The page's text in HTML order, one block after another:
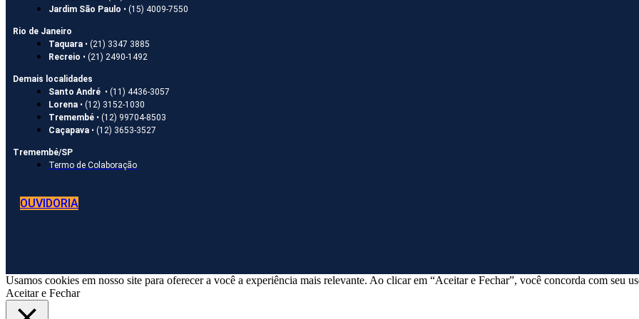
Jardim São Paulo • (15) 4009-7550
Rio de Janeiro
Taquara • (21) 3347 3885
Recreio • (21) 2490-1492
Demais localidades
Santo André • (11) 4436-3057
Lorena • (12) 3152-1030
Tremembé • (12) 99704-8503
Caçapava • (12) 3653-3527
Tremembé/SP
Termo de Colaboração
OUVIDORIA
Usamos cookies em nosso site para oferecer a você a experiência mais relevante. Ao clicar em “Aceitar e Fechar”, você concorda com seu
Aceitar e Fechar